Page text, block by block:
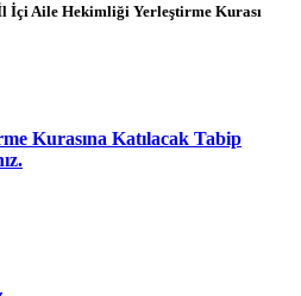
İçi Aile Hekimliği Yerleştirme Kurası
Kurasına Katılacak Tabip